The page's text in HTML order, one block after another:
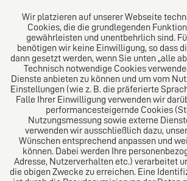
Über uns
Das Kanzlei-Vertrauensnetzwerk. Aus
Welt. Für den erfolgreichen Mittelstand.
Folgen Sie uns auf
Das europäische Kanzlei-Netzwerk
Wir platzieren auf unserer Webseite
Cookies, die die grundlegenden
gewährleisten und unentbehrlich sind.
benötigen wir keine Einwilligung, so dass
dann gesetzt werden, wenn Sie unten „alle
Technisch notwendige Cookies
Dienste anbieten zu können und um vom
Einstellungen (wie z. B. die präferierte
Falle Ihrer Einwilligung verwenden wir
performancesteigernde Cookies
Nutzungsmessung sowie externe
verwenden wir ausschließlich dazu,
Wünschen entsprechend anpassen und
können. Dabei werden Ihre
Adresse, Nutzerverhalten etc.) verarbeitet
die obigen Zwecke zu erreichen. Eine